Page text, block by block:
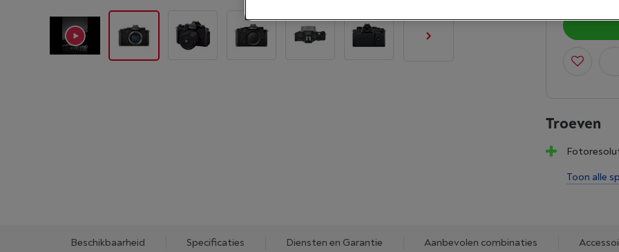
Troeven
Toon alle
Beschikbaarheid Specificaties Diensten en Garantie Aanbevolen combinaties